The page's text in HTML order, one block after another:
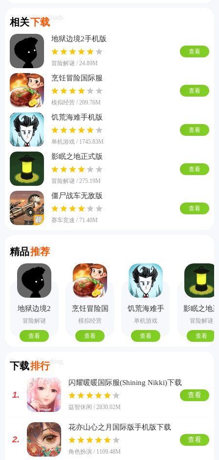
相关下载
Related Downloads
地狱边境2手机版
冒险解谜 / 24.89M
查看
烹饪冒险国际服
模拟经营 / 209.76M
查看
饥荒海难手机版
单机游戏 / 1745.83M
查看
影眠之地正式版
冒险解谜 / 275.19M
查看
僵尸战车无敌版
赛车竞速 / 71.40M
查看
精品推荐
Recommend
地狱边境2
手机版
冒险解谜
查看
烹饪冒险国
际服
模拟经营
查看
饥荒海难手
机版
单机游戏
查看
影眠之地
式版
冒险解谜
查看
下载排行
Download Ranking
1.
闪耀暖暖国际服(Shining Nikki)下载
益智休闲 / 2830.02M
查看
2.
花亦山心之月国际版手机版下载
角色扮演 / 1109.48M
查看